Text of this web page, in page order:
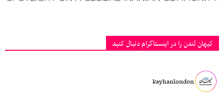
کیهان لندن را در اینستاگرام دنبال کنید
kayhanlondon